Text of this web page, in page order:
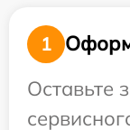
1
Оставьте